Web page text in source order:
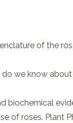
of the
we know
biochemical
of roses. Plant